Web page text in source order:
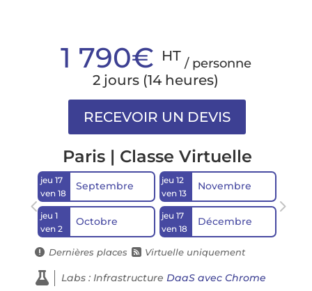
1 790€ HT / personne
2 jours (14 heures)
Paris | Classe Virtuelle
jeu 17
ven 18
Septembre
jeu 1
ven 2
Octobre
jeu 12
ven 13
Novembre
jeu 17
ven 18
Décembre
 Dernières places  Virtuelle uniquement
 Labs : Infrastructure DaaS avec Chrome